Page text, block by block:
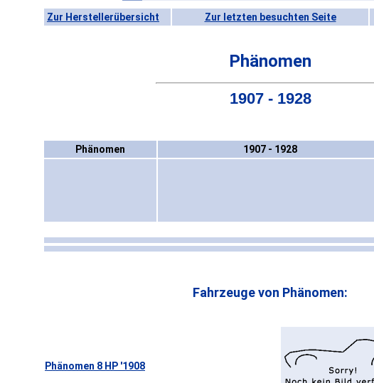
Zur Herstellerübersicht Zur letzten besuchten Seite
Phänomen
1907 - 1928
Phänomen 1907 - 1928
Fahrzeuge von Phänomen:
Phänomen 8 HP '1908